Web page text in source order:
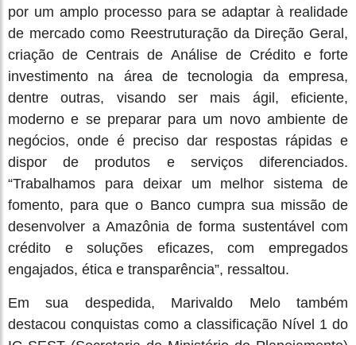
por um amplo processo para se adaptar à realidade
de mercado como Reestruturação da Direção Geral,
criação de Centrais de Análise de Crédito e forte
investimento na área de tecnologia da empresa,
dentre outras, visando ser mais ágil, eficiente,
moderno e se preparar para um novo ambiente de
negócios, onde é preciso dar respostas rápidas e
dispor de produtos e serviços diferenciados.
“Trabalhamos para deixar um melhor sistema de
fomento, para que o Banco cumpra sua missão de
desenvolver a Amazônia de forma sustentável com
crédito e soluções eficazes, com empregados
engajados, ética e transparência”, ressaltou.
Em sua despedida, Marivaldo Melo também
destacou conquistas como a classificação Nível 1 do